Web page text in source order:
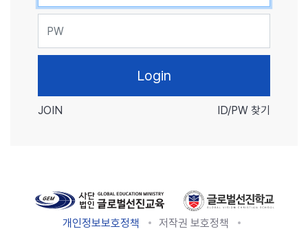
JOIN ID/PW 찾기
개인정보보호정책 저작권 보호정책